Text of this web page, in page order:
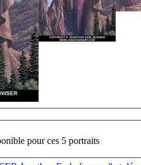
pour ces 5 portraits